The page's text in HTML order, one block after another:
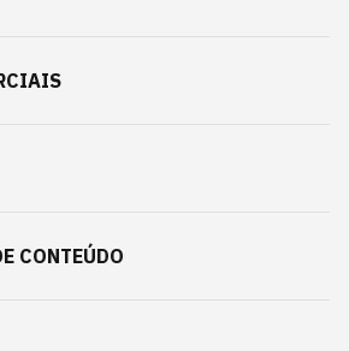
CONTEÚDO